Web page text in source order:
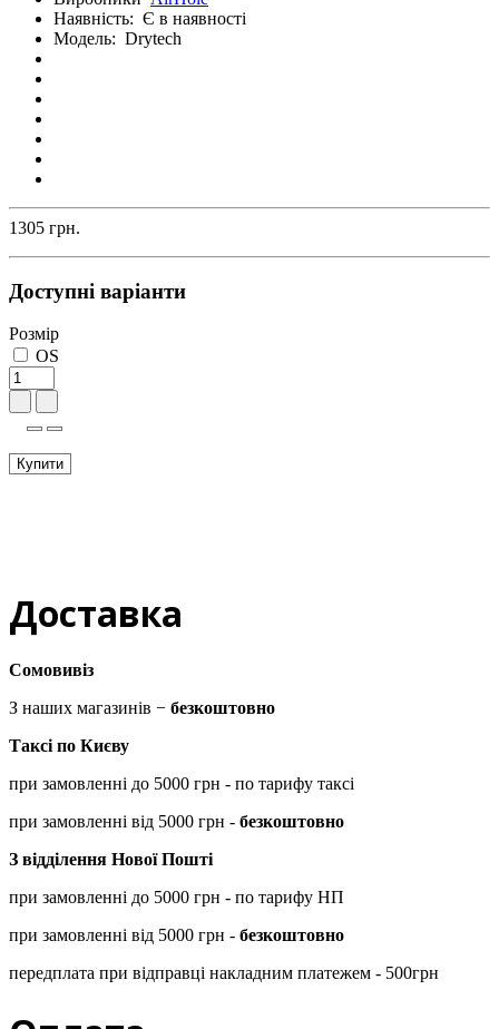
Наявність: Є в наявності
Модель: Drytech
1305 грн.
Доступні варіанти
Розмір
OS
Купити
Доставка
Сомовивіз
З наших магазинів − безкоштовно
Таксі по Києву
при замовленні до 5000 грн - по тарифу таксі
при замовленні від 5000 грн - безкоштовно
З відділення Нової Пошті
при замовленні до 5000 грн - по тарифу НП
при замовленні від 5000 грн - безкоштовно
передплата при відправці накладним платежем - 500грн